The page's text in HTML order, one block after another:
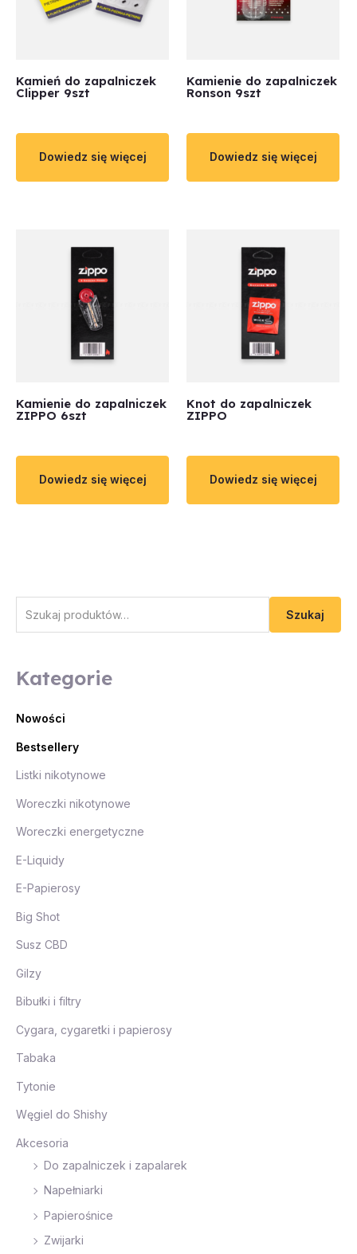
Szukaj
Kategorie
Nowości
Bestsellery
Listki nikotynowe
Woreczki nikotynowe
Woreczki energetyczne
E-Liquidy
E-Papierosy
Big Shot
Susz CBD
Gilzy
Bibułki i filtry
Cygara, cygaretki i papierosy
Tabaka
Tytonie
Węgiel do Shishy
Akcesoria
Do zapalniczek i zapalarek
Napełniarki
Papierośnice
Zwijarki
Kamień do zapalniczek
Clipper 9szt
Dowiedz się więcej
Kamienie do zapalniczek
Ronson 9szt
Dowiedz się więcej
Kamienie do zapalniczek
ZIPPO 6szt
Dowiedz się więcej
Knot do zapalniczek
ZIPPO
Dowiedz się więcej